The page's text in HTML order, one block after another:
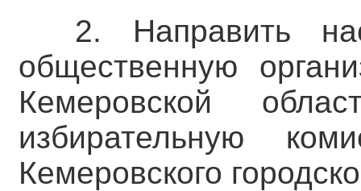
2. Направить
общественную
Кемеровской
избирательную
Кемеровского